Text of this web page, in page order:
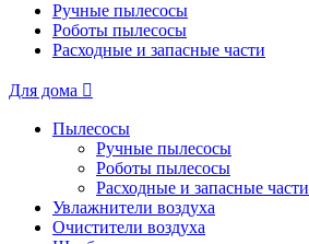
Ручные пылесосы
Роботы пылесосы
Расходные и запасные части
Для дома
Пылесосы
Ручные пылесосы
Роботы пылесосы
Расходные и запасные части
Увлажнители воздуха
Очистители воздуха